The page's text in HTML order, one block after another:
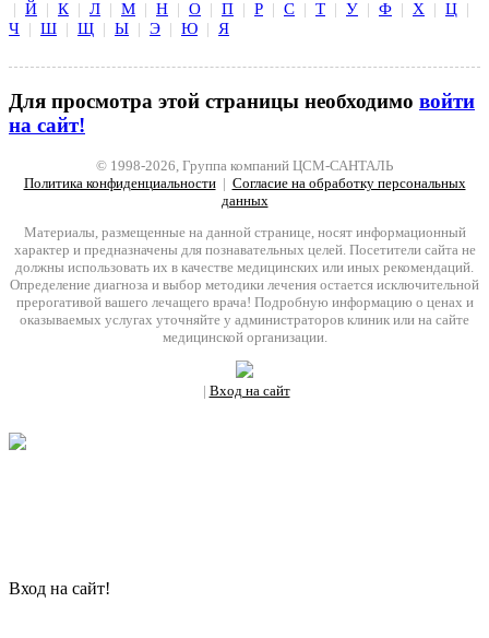
| Й | К | Л | М | Н | О | П | Р | С | Т | У | Ф | Х | Ц |
Ч | Ш | Щ | Ы | Э | Ю | Я
Для просмотра этой страницы необходимо войти
на сайт!
© 1998-2026, Группа компаний ЦСМ-САНТАЛЬ
Политика конфиденциальности| Согласие на обработку персональных
данных
Материалы, размещенные на данной странице, носят информационный
характер и предназначены для познавательных целей. Посетители сайта не
должны использовать их в качестве медицинских или иных рекомендаций.
Определение диагноза и выбор методики лечения остается исключительной
прерогативой вашего лечащего врача! Подробную информацию о ценах и
оказываемых услугах уточняйте у администраторов клиник или на сайте
медицинской организации.
| Вход на сайт
Вход на сайт!